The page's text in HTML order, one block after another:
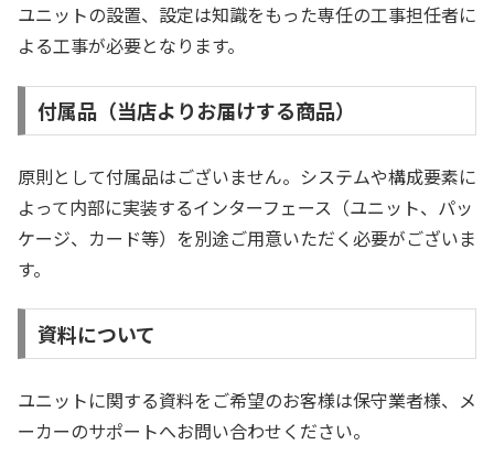
ユニットの設置、設定は知識をもった専任の工事担任者に
よる工事が必要となります。
付属品（当店よりお届けする商品）
原則として付属品はございません。システムや構成要素に
よって内部に実装するインターフェース（ユニット、パッ
ケージ、カード等）を別途ご用意いただく必要がございま
す。
資料について
ユニットに関する資料をご希望のお客様は保守業者様、メ
ーカーのサポートへお問い合わせください。